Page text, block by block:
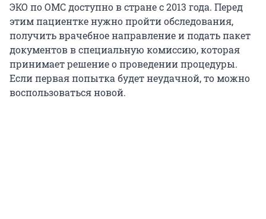
ЭКО по ОМС доступно в стране с 2013 года. Перед
этим пациентке нужно пройти обследования,
получить врачебное направление и подать пакет
документов в специальную комиссию, которая
принимает решение о проведении процедуры.
Если первая попытка будет неудачной, то можно
воспользоваться новой.